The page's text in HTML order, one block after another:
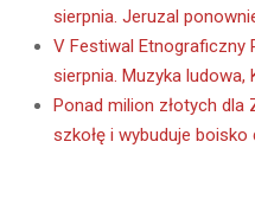
sierpnia. Jeruzal
V Festiwal Etnograficzny
sierpnia. Muzyka ludowa,
Ponad milion złotych
szkołę i wybuduje